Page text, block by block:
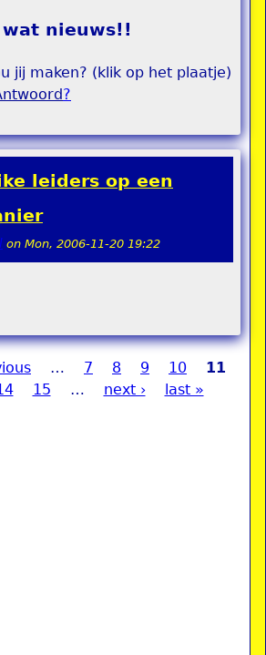
nieuws!!
jij maken? (klik op het plaatje)
?
leiders op een
on Mon, 2006-11-20 19:22
… 7 8 9 10
11
15 … next › last »